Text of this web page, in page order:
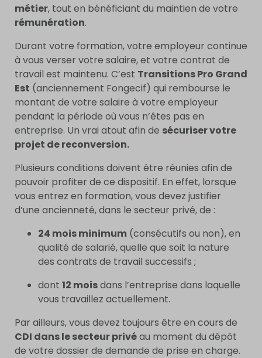
métier, tout en bénéficiant du maintien de votre
rémunération.
Durant votre formation, votre employeur continue
à vous verser votre salaire, et votre contrat de
travail est maintenu. C’est Transitions Pro Grand
Est (anciennement Fongecif) qui rembourse le
montant de votre salaire à votre employeur
pendant la période où vous n’êtes pas en
entreprise. Un vrai atout afin de sécuriser votre
projet de reconversion.
Plusieurs conditions doivent être réunies afin de
pouvoir profiter de ce dispositif. En effet, lorsque
vous entrez en formation, vous devez justifier
d’une ancienneté, dans le secteur privé, de :
24 mois minimum (consécutifs ou non), en
qualité de salarié, quelle que soit la nature
des contrats de travail successifs ;
dont 12 moisdans l’entreprise dans laquelle
vous travaillez actuellement.
Par ailleurs, vous devez toujours être en cours de
CDI dans le secteur privéau moment du dépôt
de votre dossier de demande de prise en charge.